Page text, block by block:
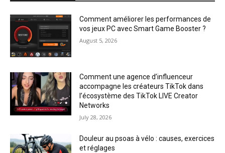
Comment améliorer les performances de
vos jeux PC avec Smart Game Booster ?
August 5, 2026
Comment une agence d’influenceur
accompagne les créateurs TikTok dans
l’écosystème des TikTok LIVE Creator
Networks
July 28, 2026
Douleur au psoas à vélo : causes, exercices
et réglages